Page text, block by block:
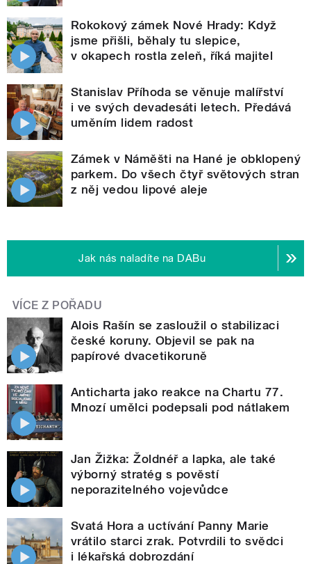
Rokokový zámek Nové Hrady: Když
jsme přišli, běhaly tu slepice,
v okapech rostla zeleň, říká majitel
Stanislav Příhoda se věnuje malířství
i ve svých devadesáti letech. Předává
uměním lidem radost
Zámek v Náměšti na Hané je obklopený
parkem. Do všech čtyř světových stran
z něj vedou lipové aleje
Jak nás naladíte na DABu
VÍCE Z POŘADU
Alois Rašín se zasloužil o stabilizaci
české koruny. Objevil se pak na
papírové dvacetikoruně
Anticharta jako reakce na Chartu 77.
Mnozí umělci podepsali pod nátlakem
Jan Žižka: Žoldnéř a lapka, ale také
výborný stratég s pověstí
neporazitelného vojevůdce
Svatá Hora a uctívání Panny Marie
vrátilo starci zrak. Potvrdili to svědci
i lékařská dobrozdání